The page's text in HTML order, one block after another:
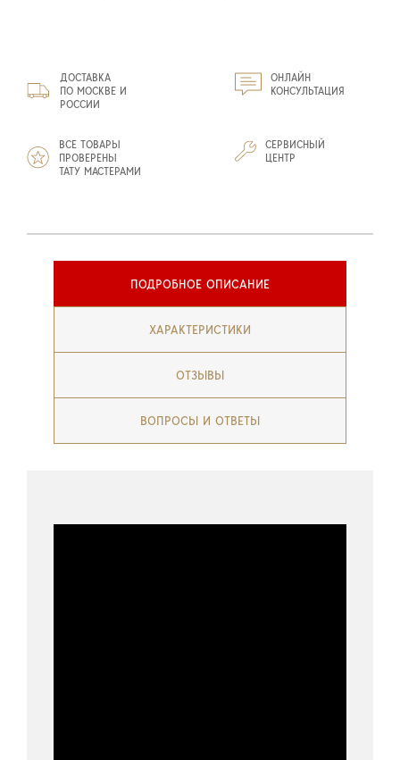
ДОСТАВКА
ПО МОСКВЕ И
РОССИИ
ОНЛАЙН
КОНСУЛЬТАЦИЯ
ВСЕ ТОВАРЫ
ПРОВЕРЕНЫ
ТАТУ МАСТЕРАМИ
СЕРВИСНЫЙ
ЦЕНТР
ПОДРОБНОЕ ОПИСАНИЕ
ХАРАКТЕРИСТИКИ
ОТЗЫВЫ
ВОПРОСЫ И ОТВЕТЫ